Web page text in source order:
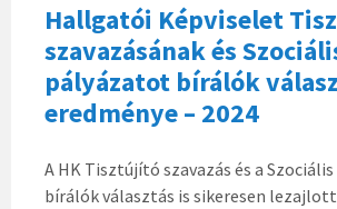
Hallgatói Képviselet
szavazásának és
pályázatot bírálók
eredménye – 2024
A HK Tisztújító szavazás és a
bírálók választás is sikeresen